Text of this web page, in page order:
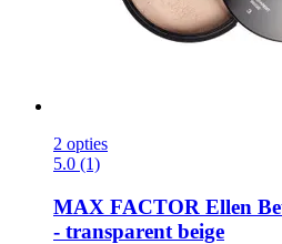
2 opties
5.0 (1)
MAX FACTOR Ellen
-​ transparent beige